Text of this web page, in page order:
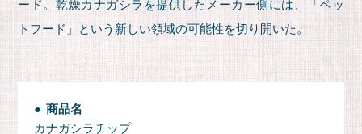
ード。乾燥カナガシラを提供したメーカー側には、「ペッ
トフード」という新しい領域の可能性を切り開いた。
商品名
カナガシラチップ